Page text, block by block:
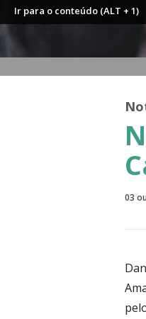
Ir para o conteúdo (ALT + 1)
03